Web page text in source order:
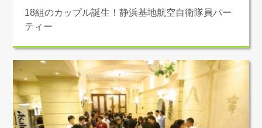
18組のカップル誕生！静浜基地航空自衛隊員パー
ティー